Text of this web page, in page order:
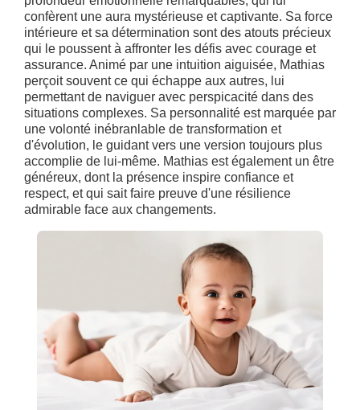
confèrent une aura mystérieuse et captivante. Sa force
intérieure et sa détermination sont des atouts précieux
qui le poussent à affronter les défis avec courage et
assurance. Animé par une intuition aiguisée, Mathias
perçoit souvent ce qui échappe aux autres, lui
permettant de naviguer avec perspicacité dans des
situations complexes. Sa personnalité est marquée par
une volonté inébranlable de transformation et
d'évolution, le guidant vers une version toujours plus
accomplie de lui-même. Mathias est également un être
généreux, dont la présence inspire confiance et
respect, et qui sait faire preuve d'une résilience
admirable face aux changements.